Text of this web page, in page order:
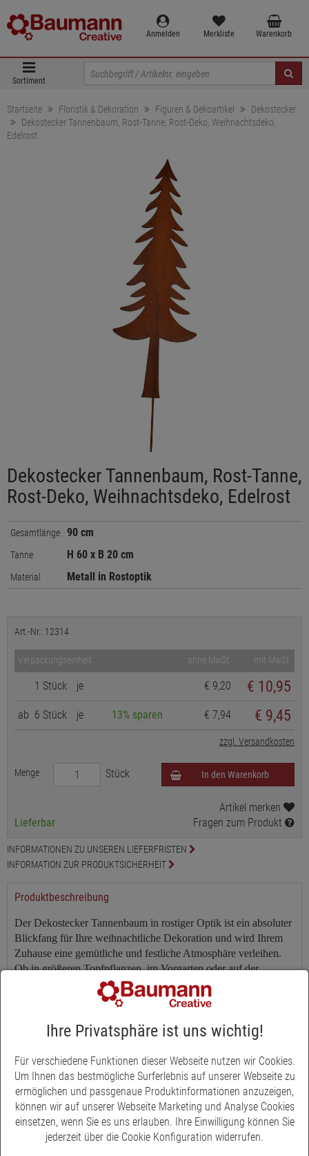
Anmelden Merkliste Warenkorb
Sortiment
Startseite Floristik & Dekoration Figuren & Dekoartikel
Dekostecker
Dekostecker Tannenbaum, Rost-Tanne, Rost-Deko, Weihnachtsdeko,
Edelrost
Dekostecker Tannenbaum, Rost-Tanne,
Rost-Deko, Weihnachtsdeko, Edelrost
Gesamtlänge 90 cm
Tanne H 60 x B 20 cm
Material Metall in Rostoptik
Art.-Nr.: 12314
Verpackungseinheit ohne MwSt. mit MwSt.
1 Stück je € 9,20 € 10,95
ab 6 Stück je 13% sparen € 7,94 € 9,45
zzgl. Versandkosten
Menge Stück In den Warenkorb
Lieferbar
Artikel merken
Fragen zum Produkt
INFORMATIONEN ZU UNSEREN LIEFERFRISTEN
INFORMATION ZUR PRODUKTSICHERHEIT
Produktbeschreibung
Der Dekostecker Tannenbaum in rostiger Optik ist ein absoluter
Blickfang für Ihre weihnachtliche Dekoration und wird Ihrem
Zuhause eine gemütliche und festliche Atmosphäre verleihen.
Ob in größeren Topfpflanzen, im Vorgarten oder auf der
Terrasse platziert, dieser Dekostecker sorgt überall für eine
stilvolle Weihnachtsdekoration. Der Tannenbaum-Dekostecker
gestaltet ist. Diese besondere Optik verleiht dem Dekoobjekt
Hingucker. Mit einer Gesamtlänge von 90 cm und einer
Baumgröße von 60 cm in der Höhe und 20 cm in der Breite ist
dieser Dekostecker die perfekte Ergänzung für Ihre festlichen
Arrangements.
Ihre Privatsphäre ist uns wichtig!
Für verschiedene Funktionen dieser Webseite nutzen wir Cookies.
Um Ihnen das bestmögliche Surferlebnis auf unserer Webseite zu
ermöglichen und passgenaue Produktinformationen anzuzeigen,
können wir auf unserer Webseite Marketing und Analyse Cookies
einsetzen, wenn Sie es uns erlauben. Ihre Einwilligung können Sie
jederzeit über die Cookie Konfiguration widerrufen.